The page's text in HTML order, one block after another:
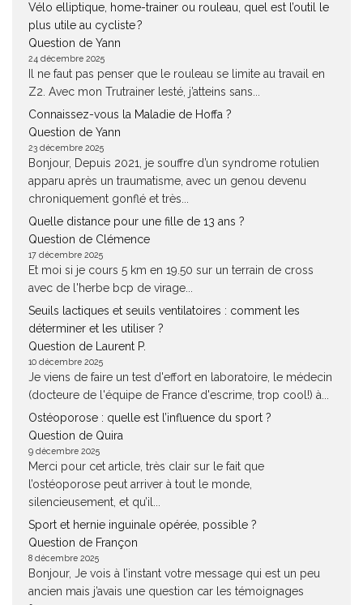
Vélo elliptique, home-trainer ou rouleau, quel est l’outil le
plus utile au cycliste ?
Question de Yann
24 décembre 2025
Il ne faut pas penser que le rouleau se limite au travail en
Z2. Avec mon Trutrainer lesté, j’atteins sans...
Connaissez-vous la Maladie de Hoffa ?
Question de Yann
23 décembre 2025
Bonjour, Depuis 2021, je souffre d’un syndrome rotulien
apparu après un traumatisme, avec un genou devenu
chroniquement gonflé et très...
Quelle distance pour une fille de 13 ans ?
Question de Clémence
17 décembre 2025
Et moi si je cours 5 km en 19.50 sur un terrain de cross
avec de l'herbe bcp de virage...
Seuils lactiques et seuils ventilatoires : comment les
déterminer et les utiliser ?
Question de Laurent P.
10 décembre 2025
Je viens de faire un test d'effort en laboratoire, le médecin
(docteure de l'équipe de France d'escrime, trop cool!) à...
Ostéoporose : quelle est l’influence du sport ?
Question de Quira
9 décembre 2025
Merci pour cet article, très clair sur le fait que
l’ostéoporose peut arriver à tout le monde,
silencieusement, et qu’il...
Sport et hernie inguinale opérée, possible ?
Question de Françon
8 décembre 2025
Bonjour, Je vois à l’instant votre message qui est un peu
ancien mais j’avais une question car les témoignages